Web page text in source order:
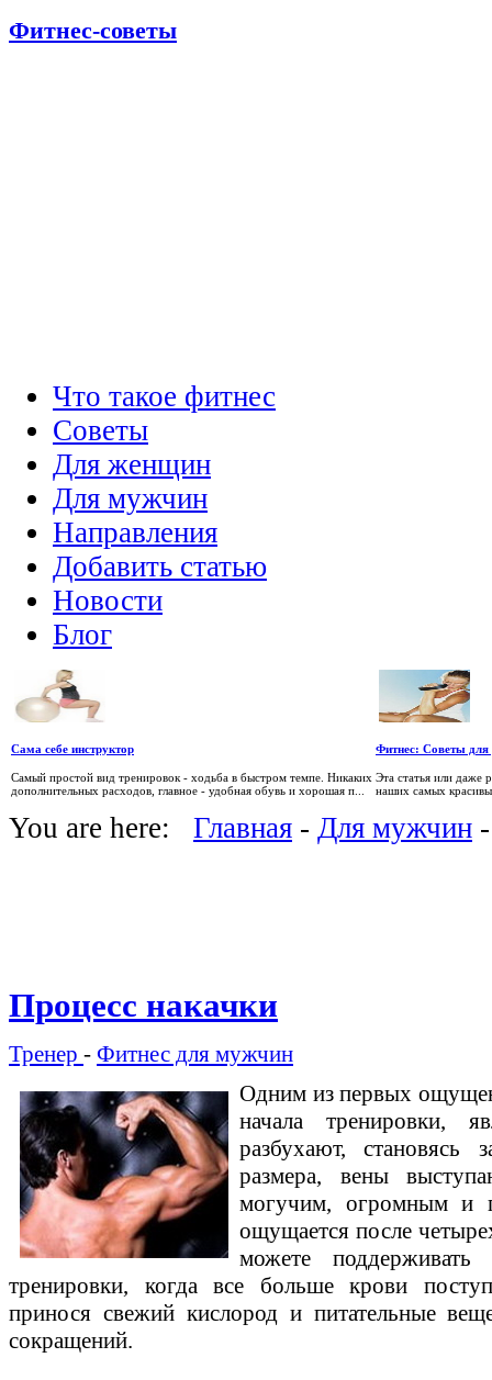
Фитнес-советы
Что такое фитнес
Советы
Для женщин
Для мужчин
Направления
Добавить статью
Новости
Блог
Сама себе инструктор
Самый простой вид тренировок - ходьба в быстром темпе. Никаких
дополнительных расходов, главное - удобная обувь и хорошая п...
Фитнес: Советы для
Эта статья или даже
наших самых
You are here: Главная - Для мужчин
Процесс накачки
Тренер - Фитнес для мужчин
Одним из первых
начала тренировки,
разбухают, становясь
размера, вены
могучим, огромным и
ощущается после
можете
тренировки, когда все больше крови
принося свежий кислород и питательные
сокращений.